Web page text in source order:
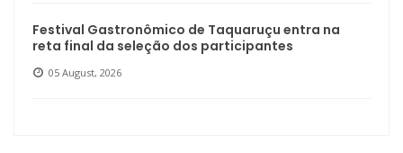
Festival Gastronômico de Taquaruçu entra na
reta final da seleção dos participantes
05 August, 2026